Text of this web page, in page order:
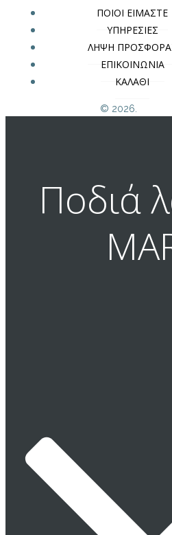
ΠΟΙΟΙ ΕΙΜΑΣΤΕ
ΥΠΗΡΕΣΙΕΣ
ΛΗΨΗ
ΕΠΙΚΟΙΝΩΝΙΑ
ΚΑΛΑΘΙ
© 2026.
Ποδιά